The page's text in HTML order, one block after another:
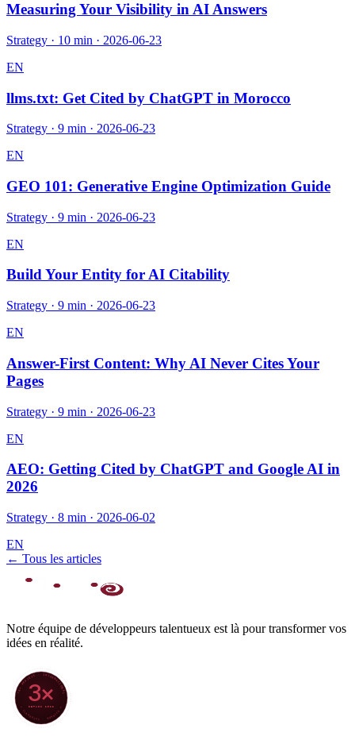
Measuring Your Visibility in AI Answers
Strategy · 10 min · 2026-06-23
EN
llms.txt: Get Cited by ChatGPT in Morocco
Strategy · 9 min · 2026-06-23
EN
GEO 101: Generative Engine Optimization Guide
Strategy · 9 min · 2026-06-23
EN
Build Your Entity for AI Citability
Strategy · 9 min · 2026-06-23
EN
Answer-First Content: Why AI Never Cites Your
Pages
Strategy · 9 min · 2026-06-23
EN
AEO: Getting Cited by ChatGPT and Google AI in
2026
Strategy · 8 min · 2026-06-02
EN
← Tous les articles
Notre équipe de développeurs talentueux est là pour transformer vos
idées en réalité.
70+ PROJETS · INTERNATIONAL
★ CLARODIGI · MOROCCO ★
3×
DEPUIS 2022